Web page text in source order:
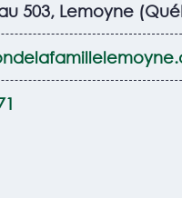
503, Lemoyne